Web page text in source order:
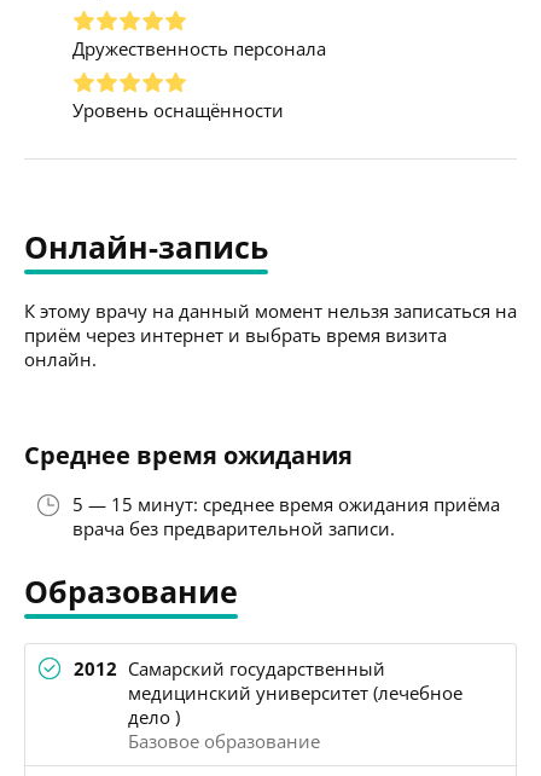
Дружественность персонала
Уровень оснащённости
Онлайн-запись
К этому врачу на данный момент нельзя записаться на
приём через интернет и выбрать время визита
онлайн.
Среднее время ожидания
5 — 15 минут: среднее время ожидания приёма
врача без предварительной записи.
Образование
2012 Самарский государственный
медицинский университет (лечебное
дело )
Базовое образование